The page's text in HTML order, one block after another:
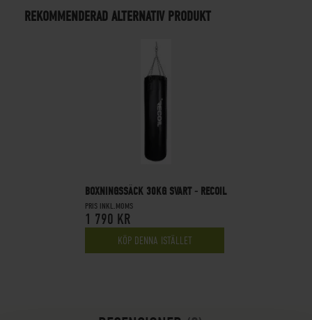
REKOMMENDERAD ALTERNATIV PRODUKT
BOXNINGSSÄCK 30KG SVART - RECOIL
PRIS INKL.MOMS
1 790 KR
KÖP DENNA ISTÄLLET